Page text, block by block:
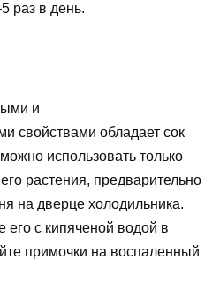
раз в день.
и
свойствами обладает сок
использовать только
растения, предварительно
на дверце холодильника.
с кипяченой водой в
примочки на воспаленный